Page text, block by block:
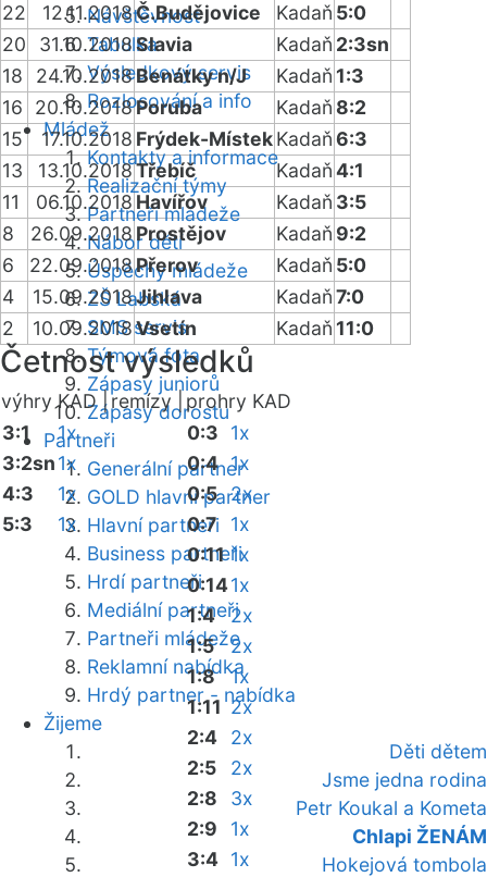
Návštěvnost
Tabulka
Výsledkový servis
Rozlosování a info
Mládež
Kontakty a informace
Realizační týmy
Partneři mládeže
Nábor dětí
Úspěchy mládeže
ZŠ Labská
SMS servis
Týmová fota
Zápasy juniorů
Zápasy dorostu
Partneři
Generální partner
GOLD hlavní partner
Hlavní partneři
Business partneři
Hrdí partneři
Mediální partneři
Partneři mládeže
Reklamní nabídka
Hrdý partner - nabídka
Žijeme
Děti dětem
Jsme jedna rodina
Petr Koukal a Kometa
Chlapi ŽENÁM
Hokejová tombola
22
12.11.2018Č.Budějovice Kadaň 5:0
20
31.10.2018Slavia Kadaň 2:3sn
18
24.10.2018Benátky n/J Kadaň 1:3
16
20.10.2018Poruba Kadaň 8:2
15
17.10.2018 Frýdek-MístekKadaň6:3
13
13.10.2018Třebíč Kadaň4:1
11
06.10.2018 Havířov Kadaň 3:5
8
26.09.2018 Prostějov Kadaň 9:2
6
22.09.2018Přerov Kadaň 5:0
4
15.09.2018Jihlava Kadaň7:0
2
10.09.2018Vsetín Kadaň 11:0
Četnost výsledků
výhry KAD |remízy |
prohry KAD
3:1
1x
3:2sn1x
4:3
1x
5:3
1x
0:3
1x
0:4 1x
0:5 2x
0:7
1x
0:11 1x
0:141x
1:4
2x
1:5
2x
1:8
1x
1:11 2x
2:4
2x
2:5
2x
2:8
3x
2:9
1x
3:4 1x